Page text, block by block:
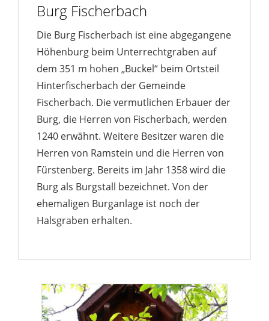
Burg Fischerbach
Die Burg Fischerbach ist eine abgegangene
Höhenburg beim Unterrechtgraben auf
dem 351 m hohen „Buckel“ beim Ortsteil
Hinterfischerbach der Gemeinde
Fischerbach. Die vermutlichen Erbauer der
Burg, die Herren von Fischerbach, werden
1240 erwähnt. Weitere Besitzer waren die
Herren von Ramstein und die Herren von
Fürstenberg. Bereits im Jahr 1358 wird die
Burg als Burgstall bezeichnet. Von der
ehemaligen Burganlage ist noch der
Halsgraben erhalten.